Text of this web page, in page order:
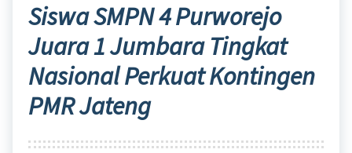
Siswa SMPN 4 Purworejo
Juara 1 Jumbara Tingkat
Nasional Perkuat Kontingen
PMR Jateng